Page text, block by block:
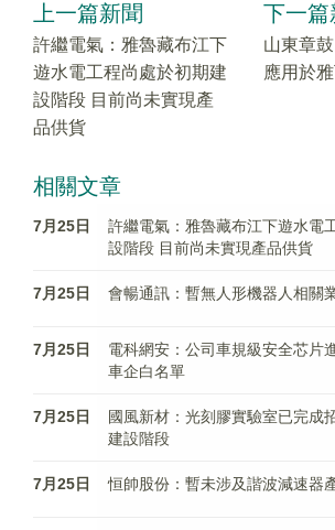
上一篇新聞
許繼電氣：雅魯藏布江下
遊水電工程尚處於初期建
設階段 目前尚未實現產
品供貨
下一篇
山東章
應用於
相關文章
7月25日
許繼電氣：雅魯藏布江下遊水電
設階段 目前尚未實現產品供貨
7月25日 會暢通訊：暫無人形機器人相關
7月25日
電科網安：公司車規級安全芯片
車企白名單
7月25日
國風新材：光刻膠實驗室已完成
建設階段
7月25日 恒帥股份：暫未涉及諧波減速器